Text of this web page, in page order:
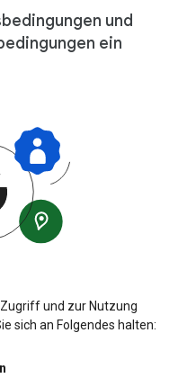
und
ein
und zur Nutzung
sich an Folgendes halten: